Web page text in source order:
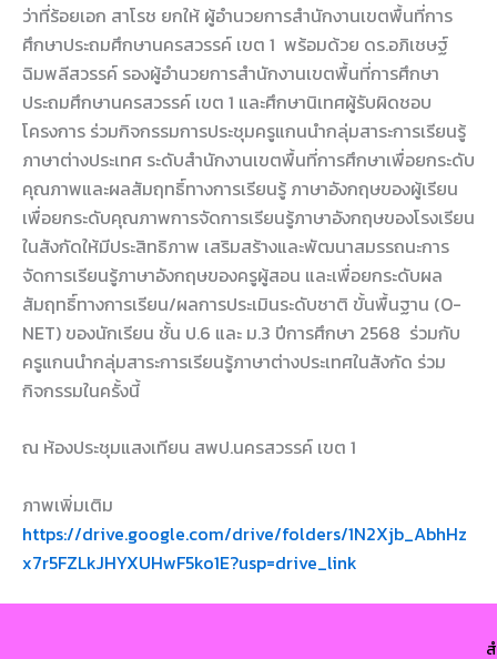
ว่าที่ร้อยเอก สาโรช ยกให้ ผู้อำนวยการสำนักงานเขตพื้นที่การ
ศึกษาประถมศึกษานครสวรรค์ เขต 1 พร้อมด้วย ดร.อภิเชษฐ์
ฉิมพลีสวรรค์ รองผู้อำนวยการสำนักงานเขตพื้นที่การศึกษา
ประถมศึกษานครสวรรค์ เขต 1 และศึกษานิเทศผู้รับผิดชอบ
โครงการ ร่วมกิจกรรมการประชุมครูแกนนำกลุ่มสาระการเรียนรู้
ภาษาต่างประเทศ ระดับสำนักงานเขตพื้นที่การศึกษาเพื่อยกระดับ
คุณภาพและผลสัมฤทธิ์ทางการเรียนรู้ ภาษาอังกฤษของผู้เรียน
เพื่อยกระดับคุณภาพการจัดการเรียนรู้ภาษาอังกฤษของโรงเรียน
ในสังกัดให้มีประสิทธิภาพ เสริมสร้างและพัฒนาสมรรถนะการ
จัดการเรียนรู้ภาษาอังกฤษของครูผู้สอน และเพื่อยกระดับผล
สัมฤทธิ์ทางการเรียน/ผลการประเมินระดับชาติ ขั้นพื้นฐาน (O-
NET) ของนักเรียน ชั้น ป.6 และ ม.3 ปีการศึกษา 2568 ร่วมกับ
ครูแกนนำกลุ่มสาระการเรียนรู้ภาษาต่างประเทศในสังกัด ร่วม
กิจกรรมในครั้งนี้
ณ ห้องประชุมแสงเทียน สพป.นครสวรรค์ เขต 1
ภาพเพิ่มเติม
https://drive.google.com/drive/folders/1N2Xjb_AbhHz
x7r5FZLkJHYXUHwF5ko1E?usp=drive_link